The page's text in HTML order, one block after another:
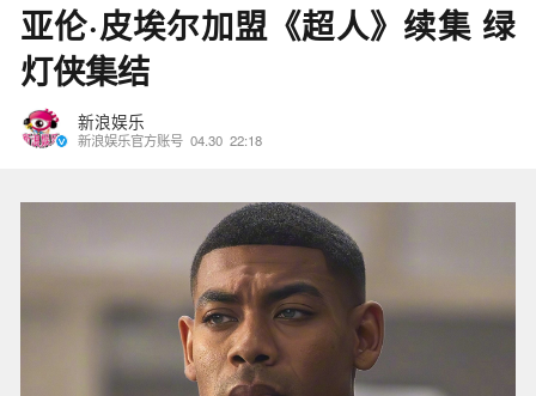
亚伦·皮埃尔加盟《超人》续集 绿
灯侠集结
新浪娱乐
新浪娱乐官方账号 04.30 22:18